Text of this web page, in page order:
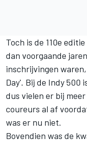
Toch is de 110e
dan voorgaande
inschrijvingen
Day'. Bij de Indy 500
dus vielen er bij
coureurs al af
was er nu niet.
Bovendien was de